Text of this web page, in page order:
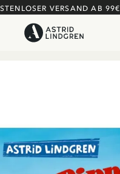
VERSAND AB 99€